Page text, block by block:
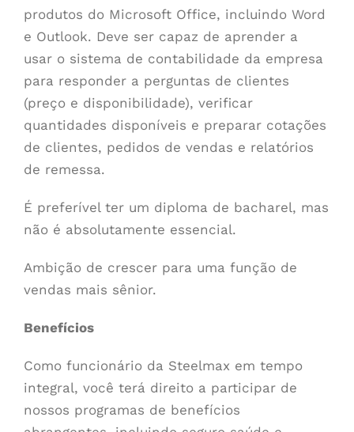
produtos do Microsoft Office, incluindo Word
e Outlook. Deve ser capaz de aprender a
usar o sistema de contabilidade da empresa
para responder a perguntas de clientes
(preço e disponibilidade), verificar
quantidades disponíveis e preparar cotações
de clientes, pedidos de vendas e relatórios
de remessa.
É preferível ter um diploma de bacharel, mas
não é absolutamente essencial.
Ambição de crescer para uma função de
vendas mais sênior.
Benefícios
Como funcionário da Steelmax em tempo
integral, você terá direito a participar de
nossos programas de benefícios